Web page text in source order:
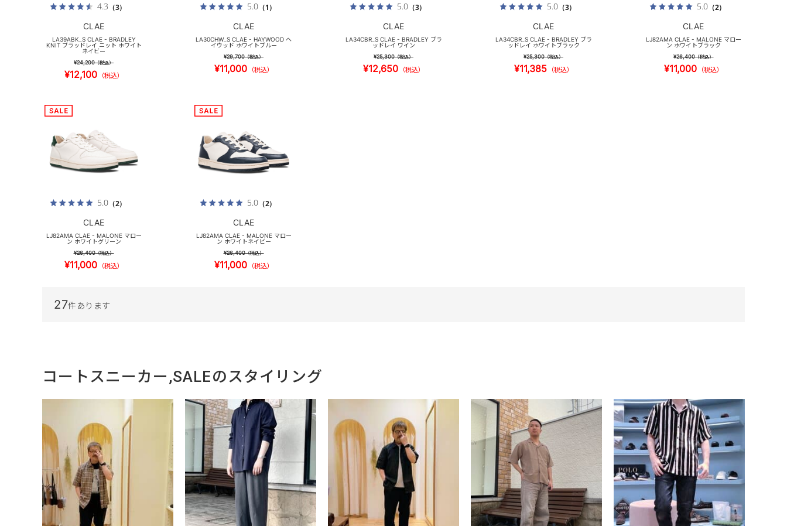
4.3 （3）
CLAE
LA39ABK_S CLAE - BRADLEY
KNIT ブラッドレイ ニット ホワイト
ネイビー
¥24,200（税込）
¥12,100 （税込）
5.0（1）
CLAE
LA30CHW_S CLAE - HAYWOOD ヘ
イウッド ホワイトブルー
¥29,700（税込）
¥11,000 （税込）
5.0（3）
CLAE
LA34CBR_S CLAE - BRADLEY ブラ
ッドレイ ワイン
¥25,300（税込）
¥12,650 （税込）
5.0（3）
CLAE
LA34CBR_S CLAE - BRADLEY ブラ
ッドレイ ホワイトブラック
¥25,300（税込）
¥11,385 （税込）
5.0（2）
CLAE
LJ82AMA CLAE - MALONE マロー
ン ホワイトブラック
¥26,400（税込）
¥11,000 （税込）
5.0（2）
CLAE
LJ82AMA CLAE - MALONE マロー
ン ホワイトグリーン
¥26,400（税込）
¥11,000 （税込）
5.0（2）
CLAE
LJ82AMA CLAE - MALONE マロー
ン ホワイトネイビー
¥26,400（税込）
¥11,000 （税込）
27件あります
コートスニーカー,SALEのスタイリング